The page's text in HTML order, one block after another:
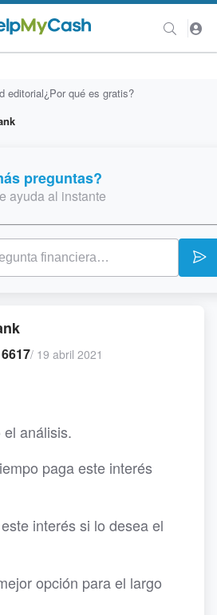
editorial¿Por qué es gratis?
preguntas?
ayuda al instante
/ 19 abril 2021
análisis.
paga este interés
interés si lo desea el
opción para el largo